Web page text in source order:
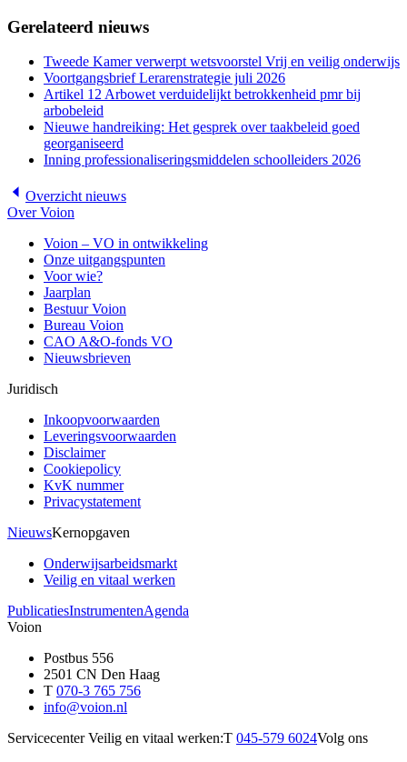
Gerelateerd nieuws
Tweede Kamer verwerpt wetsvoorstel Vrij en veilig onderwijs
Voortgangsbrief Lerarenstrategie juli 2026
Artikel 12 Arbowet verduidelijkt betrokkenheid pmr bij
arbobeleid
Nieuwe handreiking: Het gesprek over taakbeleid goed
georganiseerd
Inning professionaliseringsmiddelen schoolleiders 2026
Overzicht nieuws
Over Voion
Voion – VO in ontwikkeling
Onze uitgangspunten
Voor wie?
Jaarplan
Bestuur Voion
Bureau Voion
CAO A&O-fonds VO
Nieuwsbrieven
Juridisch
Inkoopvoorwaarden
Leveringsvoorwaarden
Disclaimer
Cookiepolicy
KvK nummer
Privacystatement
NieuwsKernopgaven
Onderwijsarbeidsmarkt
Veilig en vitaal werken
PublicatiesInstrumentenAgenda
Voion
Postbus 556
2501 CN Den Haag
T 070-3 765 756
info@voion.nl
Servicecenter Veilig en vitaal werken:T 045-579 6024Volg ons